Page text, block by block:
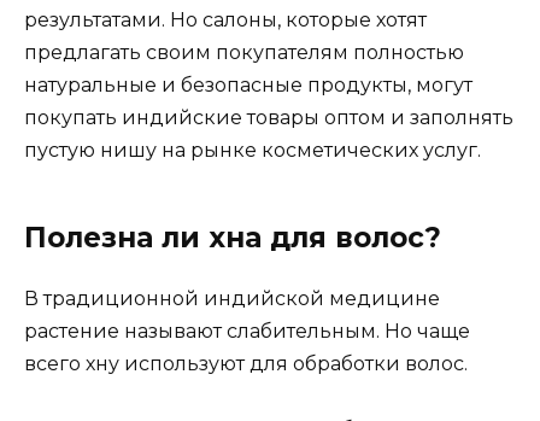
результатами. Но салоны, которые хотят
предлагать своим покупателям полностью
натуральные и безопасные продукты, могут
покупать индийские товары оптом и заполнять
пустую нишу на рынке косметических услуг.
Полезна ли хна для волос?
В традиционной индийской медицине
растение называют слабительным. Но чаще
всего хну используют для обработки волос.